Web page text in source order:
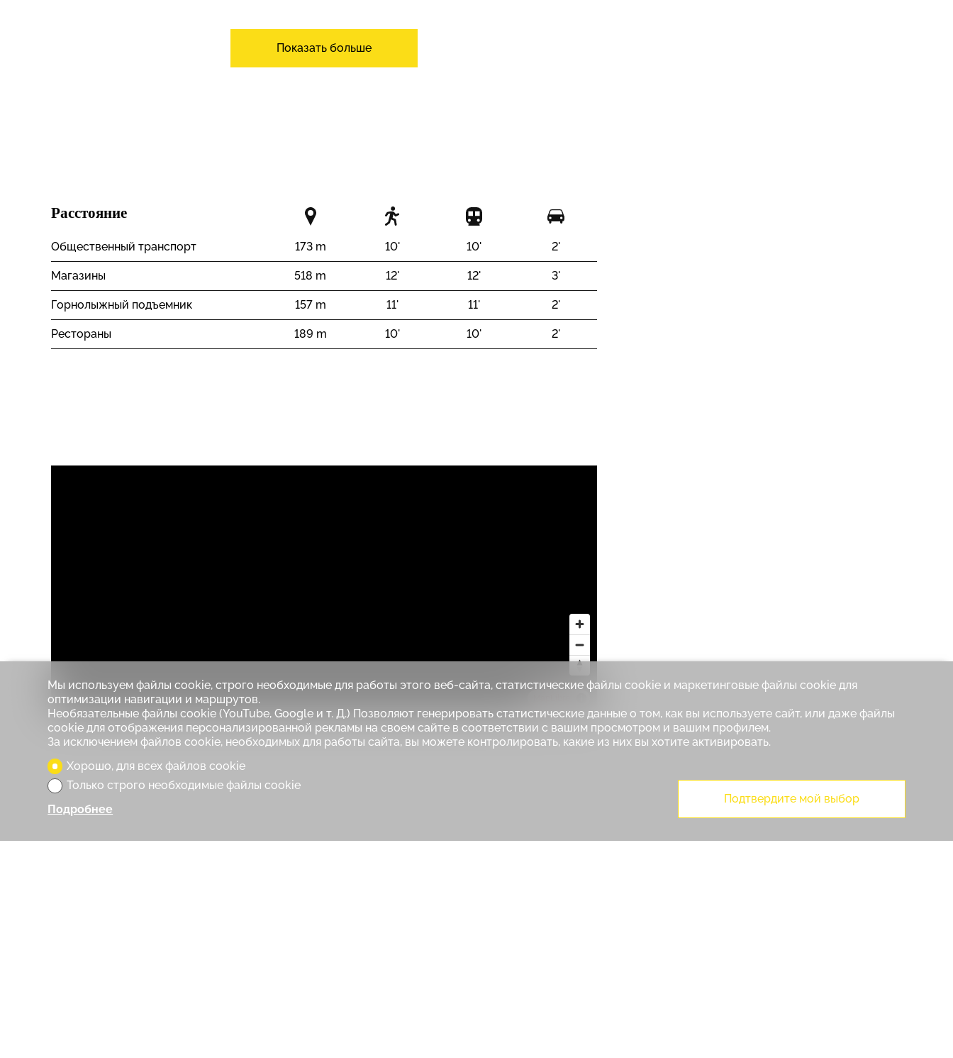
Показать больше
Расстояние
Общественный транспорт 173 m 10' 10' 2'
Магазины 518 m 12' 12' 3'
Горнолыжный подъемник 157 m 11' 11' 2'
Рестораны 189 m 10' 10' 2'
Мы используем файлы cookie, строго необходимые для работы этого веб-сайта, статистические файлы cookie и маркетинговые файлы cookie для
оптимизации навигации и маршрутов.
Необязательные файлы cookie (YouTube, Google и т. Д.) Позволяют генерировать статистические данные о том, как вы используете сайт, или даже файлы
cookie для отображения персонализированной рекламы на своем сайте в соответствии с вашим просмотром и вашим профилем.
За исключением файлов cookie, необходимых для работы сайта, вы можете контролировать, какие из них вы хотите активировать.
Хорошо, для всех файлов cookie
Только строго необходимые файлы cookie
Подробнее
Подтвердите мой выбор